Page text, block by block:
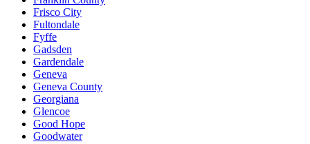
Frisco City
Fultondale
Fyffe
Gadsden
Gardendale
Geneva
Geneva County
Georgiana
Glencoe
Good Hope
Goodwater